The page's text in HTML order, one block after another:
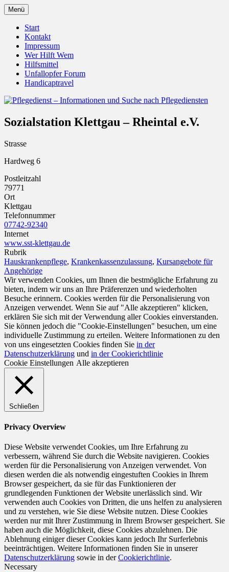
Zum
Inhalt
springen
Pflegedienst – Informationen
und Suche nach Pflegediensten
Unfallopfer – Hilfswerk
Menü
Start
Kontakt
Impressum
Wer Hilft Wem
Hilfsmittel
Unfallopfer Forum
Handicaptravel
Sozialstation Klettgau – Rheintal e.V.
Strasse
Hardweg 6
Postleitzahl
79771
Ort
Klettgau
Telefonnummer
07742-92340
Internet
www.sst-klettgau.de
Rubrik
Hauskrankenpflege, Krankenkassenzulassung, Kursangebote für
Angehörige
Wir verwenden Cookies, um Ihnen die bestmögliche Erfahrung zu
bieten, indem wir uns an Ihre Präferenzen und wiederholten
Besuche erinnern. Cookies werden für die Personalisierung von
Anzeigen verwendet. Wenn Sie auf "Alle akzeptieren" klicken,
erklären Sie sich mit der Verwendung aller Cookies einverstanden.
Sie können jedoch die "Cookie-Einstellungen" besuchen, um eine
individuelle Zustimmung zu erteilen. Weitere Informationen zu den
von uns eingesetzten Cookies finden Sie in der
Datenschutzerklärung und in der Cookierichtlinie
Cookie Einstellungen Alle akzeptieren
Schließen
Privacy Overview
Diese Website verwendet Cookies, um Ihre Erfahrung zu
verbessern, während Sie durch die Website navigieren. Cookies
werden für die Personalisierung von Anzeigen verwendet. Von
diesen werden die als notwendig eingestuften Cookies in Ihrem
Browser gespeichert, da sie für das Funktionieren der
grundlegenden Funktionen der Website unerlässlich sind. Wir
verwenden auch Cookies von Dritten, die uns helfen zu analysieren
und zu verstehen, wie Sie diese Website nutzen. Diese Cookies
werden nur mit Ihrer Zustimmung in Ihrem Browser gespeichert. Sie
haben auch die Möglichkeit, diese Cookies abzulehnen. Die
Ablehnung einiger dieser Cookies kann jedoch Ihr Surferlebnis
beeinträchtigen. Weitere Informationen finden Sie in unserer
Datenschutzerklärung sowie in derCookierichtlinie.
Necessary